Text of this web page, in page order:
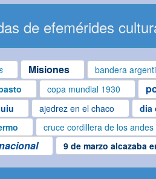
de efemérides
Misiones bandera
copa mundial 1930
ajedrez en el chaco dia
cruce cordillera de los andes
9 de marzo alcazaba